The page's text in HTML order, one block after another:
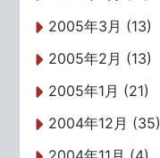
2005年3月 (13)
2005年2月 (13)
2005年1月 (21)
2004年12月 (35)